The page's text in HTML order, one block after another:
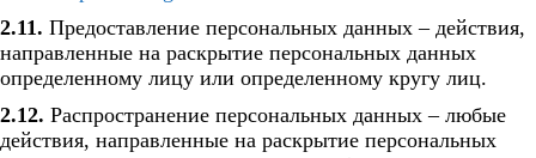
2.11. Предоставление персональных данных – действия,
направленные на раскрытие персональных данных
определенному лицу или определенному кругу лиц.
2.12. Распространение персональных данных – любые
действия, направленные на раскрытие персональных